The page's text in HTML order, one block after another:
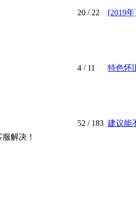
20 / 22 [2019
4 / 11 特色怀
解决！
52 / 183 建议能